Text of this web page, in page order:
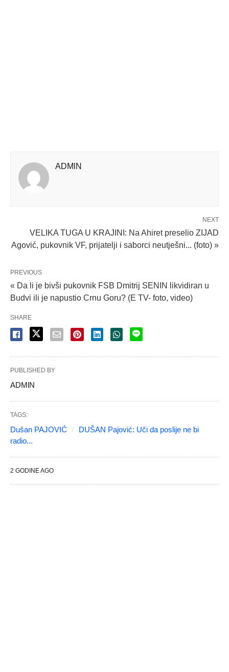
ADMlN
NEXT
VELIKA TUGA U KRAJINI: Na Ahiret preselio ZIJAD
Agović, pukovnik VF, prijatelji i saborci neutješni... (foto) »
PREVIOUS
« Da li je bivši pukovnik FSB Dmitrij SENIN likvidiran u
Budvi ili je napustio Crnu Goru? (E TV- foto, video)
SHARE
PUBLISHED BY
ADMlN
TAGS:
Dušan PAJOVIĆ
DUŠAN Pajović: Uči da poslije ne bi
radio...
2 GODINE AGO